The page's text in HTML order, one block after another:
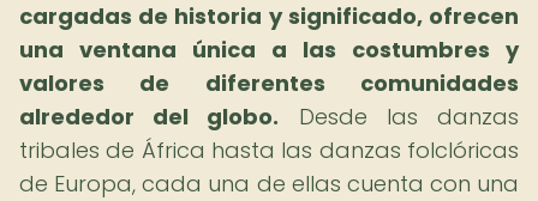
cargadas de historia y significado, ofrecen
una ventana única a las costumbres y
valores de diferentes comunidades
alrededor del globo. Desde las danzas
tribales de África hasta las danzas folclóricas
de Europa, cada una de ellas cuenta con una